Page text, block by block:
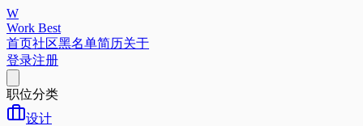
W
Work Best
首页社区黑名单简历关于
登录注册
职位分类
设计